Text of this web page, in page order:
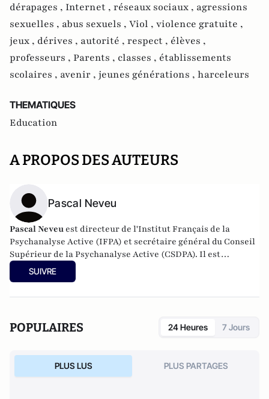
dérapages , Internet , réseaux sociaux , agressions
sexuelles , abus sexuels , Viol , violence gratuite ,
jeux , dérives , autorité , respect , élèves ,
professeurs , Parents , classes , établissements
scolaires , avenir , jeunes générations , harceleurs
THEMATIQUES
Education
A PROPOS DES AUTEURS
Pascal Neveu
Pascal Neveu est directeur de l'Institut Français de la
Psychanalyse Active (IFPA) et secrétaire général du Conseil
Supérieur de la Psychanalyse Active (CSDPA). Il est
responsable national de la cellule de soutien psychologique
au sein de l’Œuvre des Pupilles Orphelins des Sapeurs-
SUIVRE
POPULAIRES 24 Heures 7 Jours
PLUS LUS PLUS PARTAGES